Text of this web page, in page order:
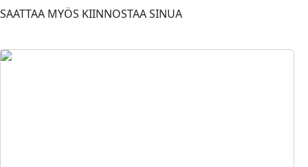
SAATTAA MYÖS KIINNOSTAA SINUA